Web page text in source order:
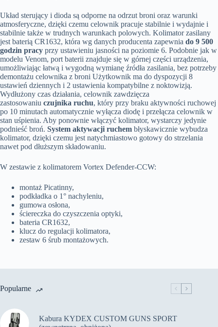
Układ sterujący i dioda są odporne na odrzut broni oraz warunki
atmosferyczne, dzięki czemu celownik pracuje stabilnie i wydajnie i
stabilnie także w trudnych warunkach polowych. Kolimator zasilany
jest baterią CR1632, która wg danych producenta zapewnia do 9 500
godzin pracy przy ustawieniu jasności na poziomie 6. Podobnie jak w
modelu Venom, port baterii znajduje się w górnej części urządzenia,
umożliwiając łatwą i wygodną wymianę źródła zasilania, bez potrzeby
demontażu celownika z broni Użytkownik ma do dyspozycji 8
ustawień dziennych i 2 ustawienia kompatybilne z noktowizją.
Wydłużony czas działania, celownik zawdzięcza
zastosowaniu czujnika ruchu, który przy braku aktywności ruchowej
po 10 minutach automatycznie wyłącza diodę i przełącza celownik w
stan uśpienia. Aby ponownie włączyć kolimator, wystarczy jedynie
podnieść broń. System aktywacji ruchem błyskawicznie wybudza
kolimator, dzięki czemu jest natychmiastowo gotowy do strzelania
nawet pod dłuższym składowaniu.
W zestawie z kolimatorem Vortex Defender-CCW:
montaż Picatinny,
podkładka o 1° nachyleniu,
gumowa osłona,
ściereczka do czyszczenia optyki,
bateria CR1632,
klucz do regulacji kolimatora,
zestaw 6 śrub montażowych.
Popularne
Kabura KYDEX CUSTOM GUNS SPORT